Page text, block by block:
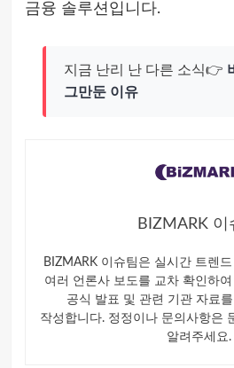
금융 솔루션입니다.
지금 난리 난 다른 소식👉
그만둔 이유
BIZMARK 이
BIZMARK 이슈팀은 실시간 트렌
여러 언론사 보도를 교차 확인하
공식 발표 및 관련 기관 자료
작성합니다. 정정이나 문의사항은
알려주세요.